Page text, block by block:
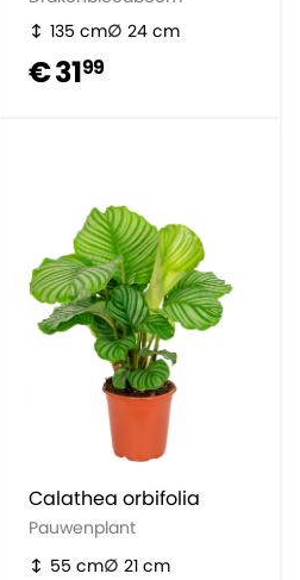
135 cm
24 cm
€ 3199
Calathea orbifolia
Pauwenplant
55 cm
21 cm